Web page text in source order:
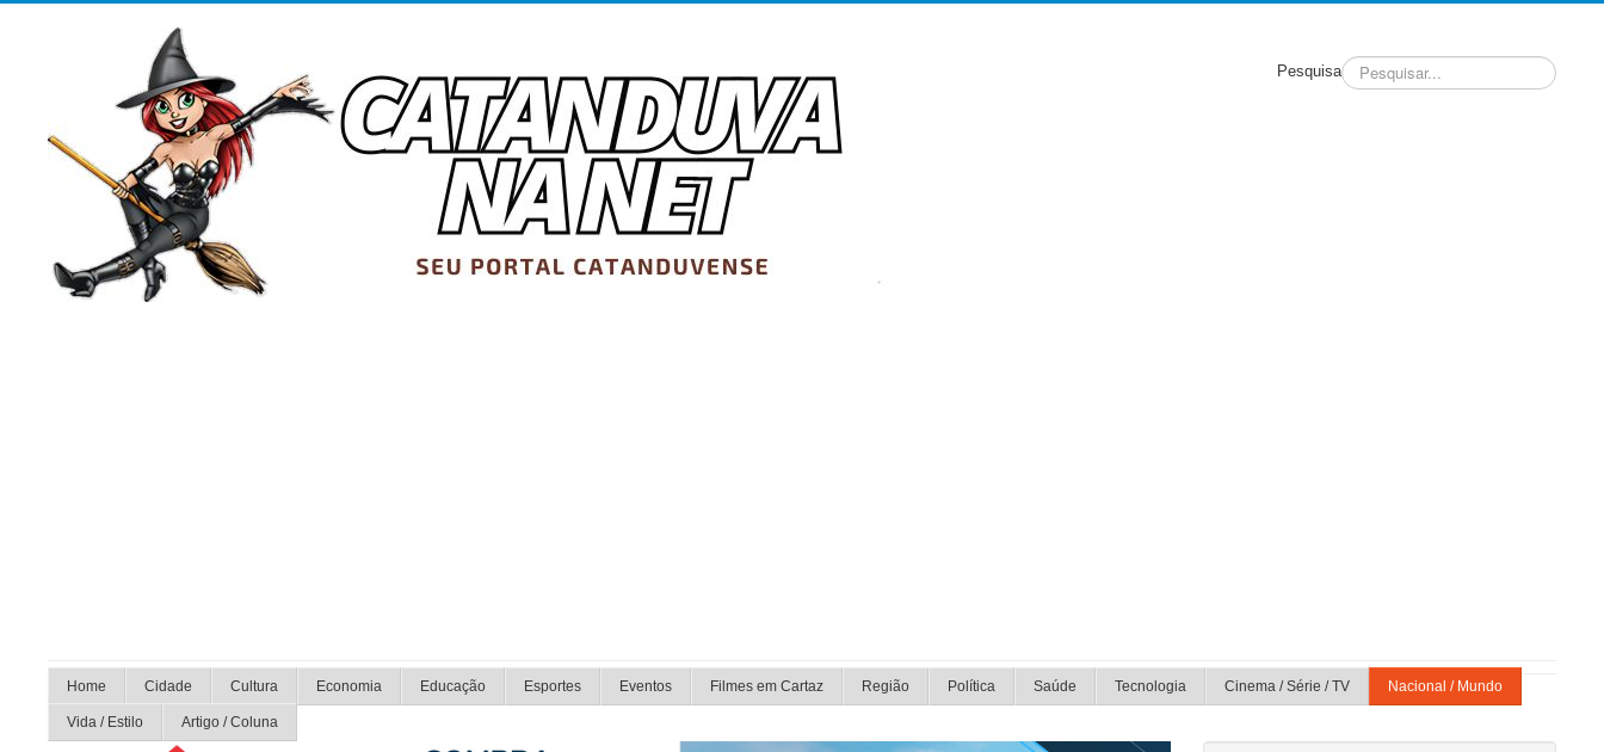
Pesquisa
Home Cidade Cultura Economia Educação Esportes Eventos Filmes em Cartaz Região Política Saúde Tecnologia Cinema / Série / TV Nacional / Mundo
Vida / Estilo Artigo / Coluna